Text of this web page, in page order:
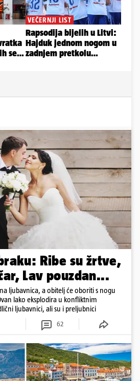
Ribe su žrtve,
Lav pouzdan...
ljubavnica, a obitelj će oboriti s nogu
lako eksplodira u konfliktnim
ljubavnici, ali su i preljubnici
62